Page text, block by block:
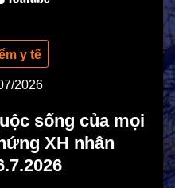
y tế
2026
sống của mọi
XH nhân